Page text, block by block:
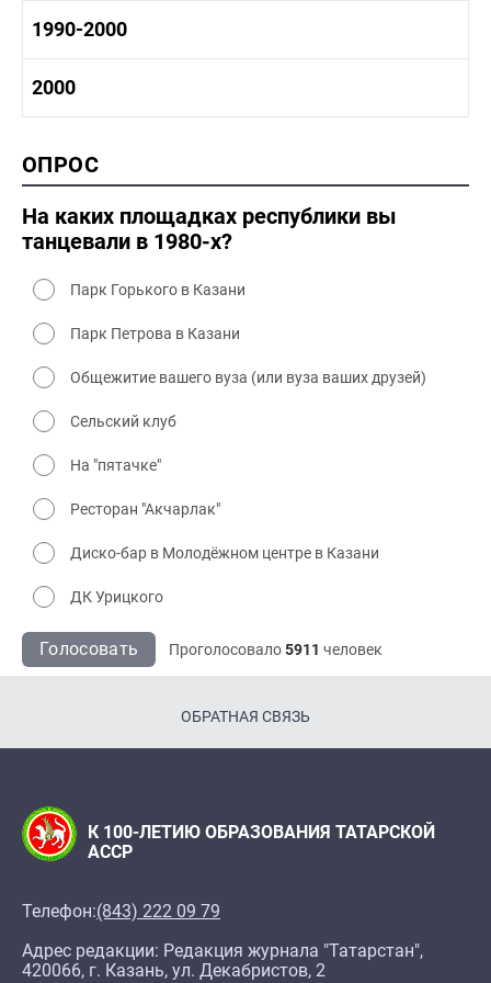
1970-1980 культура
1970 - 1980 быт
1980 -1990 история
1980-1990 культура
1990-2000
1990-2000 культура
2000
2000 промышленность
2000 культура
ОПРОС
На каких площадках республики вы
танцевали в 1980-х?
Парк Горького в Казани
Парк Петрова в Казани
Общежитие вашего вуза (или вуза ваших друзей)
Сельский клуб
На "пятачке"
Ресторан "Акчарлак"
Диско-бар в Молодёжном центре в Казани
ДК Урицкого
Голосовать Проголосовало5911 человек
ОБРАТНАЯ СВЯЗЬ
К 100-ЛЕТИЮ ОБРАЗОВАНИЯ ТАТАРСКОЙ
АССР
Телефон:(843) 222 09 79
Адрес редакции: Редакция журнала "Татарстан",
420066, г. Казань, ул. Декабристов, 2